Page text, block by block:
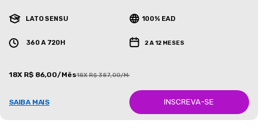
LATO SENSU 100% EAD
360 A 720H 2 A 12 MESES
18X R$ 86,00/Mês18X R$ 387,00/Mês
SAIBA MAIS INSCREVA-SE